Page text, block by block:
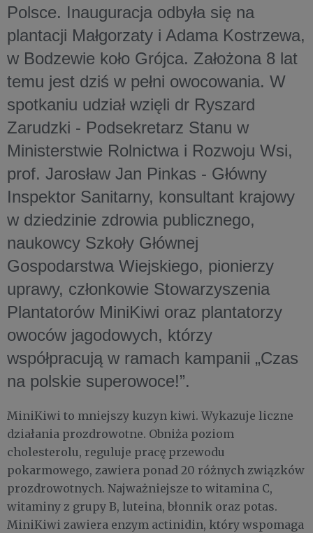
Polsce. Inauguracja odbyła się na
plantacji Małgorzaty i Adama Kostrzewa,
w Bodzewie koło Grójca. Założona 8 lat
temu jest dziś w pełni owocowania. W
spotkaniu udział wzięli dr Ryszard
Zarudzki - Podsekretarz Stanu w
Ministerstwie Rolnictwa i Rozwoju Wsi,
prof. Jarosław Jan Pinkas - Główny
Inspektor Sanitarny, konsultant krajowy
w dziedzinie zdrowia publicznego,
naukowcy Szkoły Głównej
Gospodarstwa Wiejskiego, pionierzy
uprawy, członkowie Stowarzyszenia
Plantatorów MiniKiwi oraz plantatorzy
owoców jagodowych, którzy
współpracują w ramach kampanii „Czas
na polskie superowoce!”.
MiniKiwi to mniejszy kuzyn kiwi. Wykazuje liczne
działania prozdrowotne. Obniża poziom
cholesterolu, reguluje pracę przewodu
pokarmowego, zawiera ponad 20 różnych związków
prozdrowotnych. Najważniejsze to witamina C,
witaminy z grupy B, luteina, błonnik oraz potas.
MiniKiwi zawiera enzym actinidin, który wspomaga